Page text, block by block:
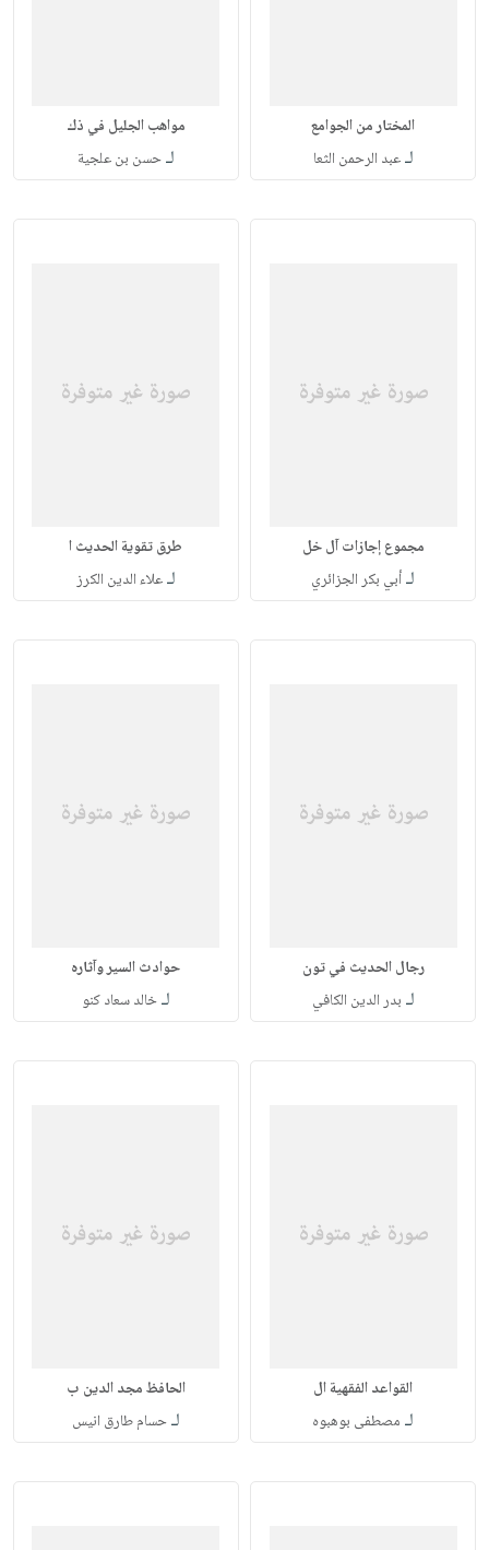
المختار من الجوامع
لـعبد الرحمن الثعا
مواهب الجليل في ذك
لـحسن بن علجية
مجموع إجازات آل خل
لـأبي بكر الجزائري
طرق تقوية الحديث ا
لـعلاء الدين الكرز
رجال الحديث في تون
لـ بدر الدين الكافي
حوادث السير وآثاره
لـخالد سعاد كنو
القواعد الفقهية ال
لـ مصطفى بوهبوه
الحافظ مجد الدين ب
لـحسام طارق انيس